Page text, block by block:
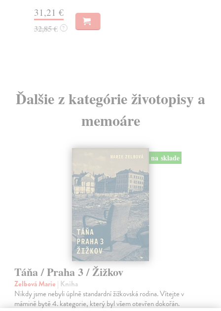
31,21 €
32,85 € ?
Ďalšie z kategórie životopisy a
memoáre
na sklade
Táňa / Praha 3 / Žižkov
Zelbová Marie | Kniha
Nikdy jsme nebyli úplně standardní žižkovská rodina. Vítejte v
mámině bytě 4. kategorie, který byl všem otevřen dokořán.